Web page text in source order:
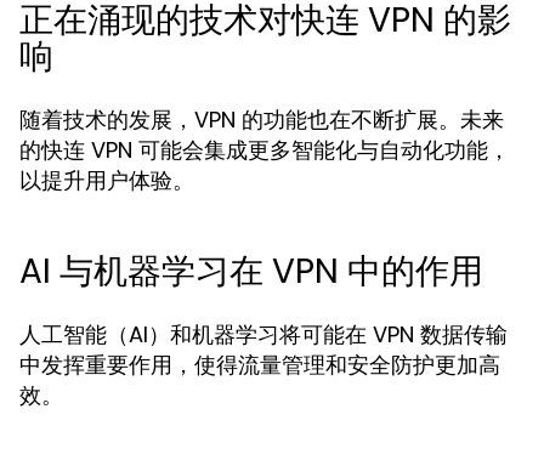
正在涌现的技术对快连 VPN 的影
响
随着技术的发展，VPN 的功能也在不断扩展。未来
的快连 VPN 可能会集成更多智能化与自动化功能，
以提升用户体验。
AI 与机器学习在 VPN 中的作用
人工智能（AI）和机器学习将可能在 VPN 数据传输
中发挥重要作用，使得流量管理和安全防护更加高
效。